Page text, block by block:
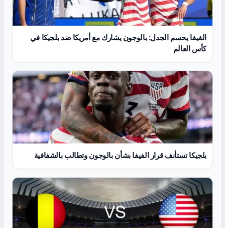
الفيفا يحسم الجدل: بالوجون يشارك مع أمريكا ضد بلجيكا في
كأس العالم
بلجيكا تستأنف قرار الفيفا بشأن بالوجون وتطالب بالشفافية